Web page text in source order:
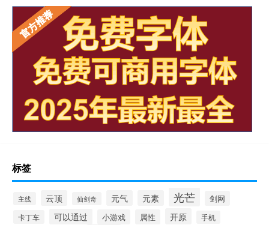
标签
主线 云顶 仙剑奇 元气 元素 光芒 剑网
卡丁车 可以通过 小游戏 属性 开原 手机